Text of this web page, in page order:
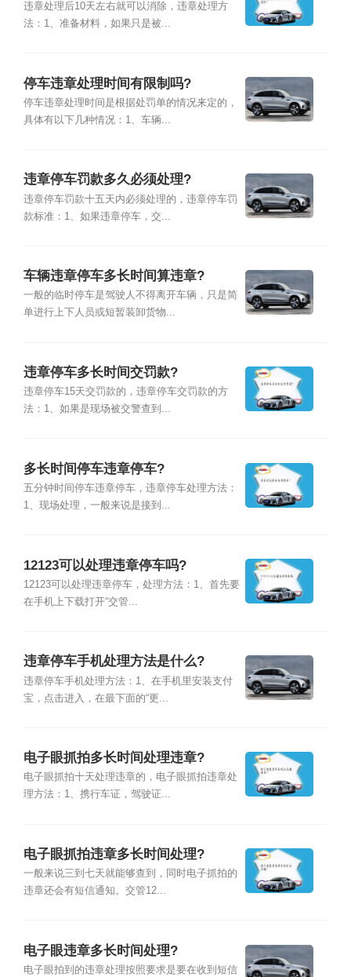
违章处理后10天左右就可以消除，违章处理方
法：1、准备材料，如果只是被...
停车违章处理时间有限制吗?
停车违章处理时间是根据处罚单的情况来定的，
具体有以下几种情况：1、车辆...
违章停车罚款多久必须处理?
违章停车罚款十五天内必须处理的，违章停车罚
款标准：1、如果违章停车，交...
车辆违章停车多长时间算违章?
一般的临时停车是驾驶人不得离开车辆，只是简
单进行上下人员或短暂装卸货物...
违章停车多长时间交罚款?
违章停车15天交罚款的，违章停车交罚款的方
法：1、如果是现场被交警查到...
多长时间停车违章停车?
五分钟时间停车违章停车，违章停车处理方法：
1、现场处理，一般来说是接到...
12123可以处理违章停车吗?
12123可以处理违章停车，处理方法：1、首先要
在手机上下载打开“交管...
违章停车手机处理方法是什么?
违章停车手机处理方法：1、在手机里安装支付
宝，点击进入，在最下面的“更...
电子眼抓拍多长时间处理违章?
电子眼抓拍十天处理违章的，电子眼抓拍违章处
理方法：1、携行车证，驾驶证...
电子眼抓拍违章多长时间处理?
一般来说三到七天就能够查到，同时电子抓拍的
违章还会有短信通知。交管12...
电子眼违章多长时间处理?
电子眼拍到的违章处理按照要求是要在收到短信